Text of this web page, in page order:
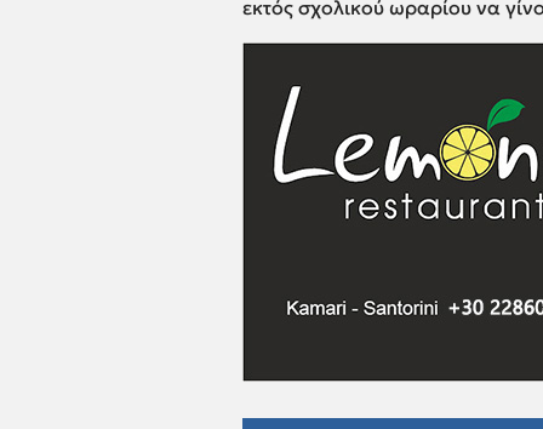
εκτός σχολικού ωραρίου να